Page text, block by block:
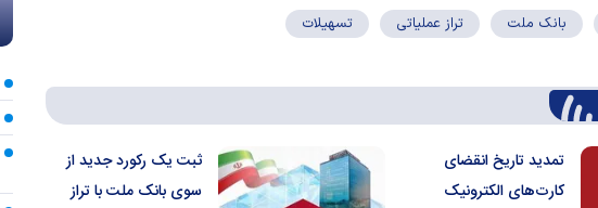
بانک ملت تراز عملیاتی تسهیلات
تمدید تاریخ انقضای
کارت‌های الکترونیک
ثبت یک رکورد جدید از
سوی بانک ملت با تراز